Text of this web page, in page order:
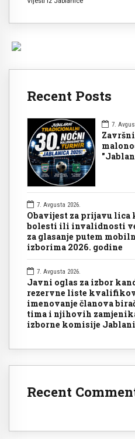
Recent Posts
7.
7. Avgusta 2026.
Obavijest za prijavu lica
bolesti ili invalidnosti
za glasanje putem
izborima 2026. godine
7. Avgusta 2026.
Javni oglas za izbor
rezervne liste
imenovanje članova
tima i njihovih
izborne komisije
Recent